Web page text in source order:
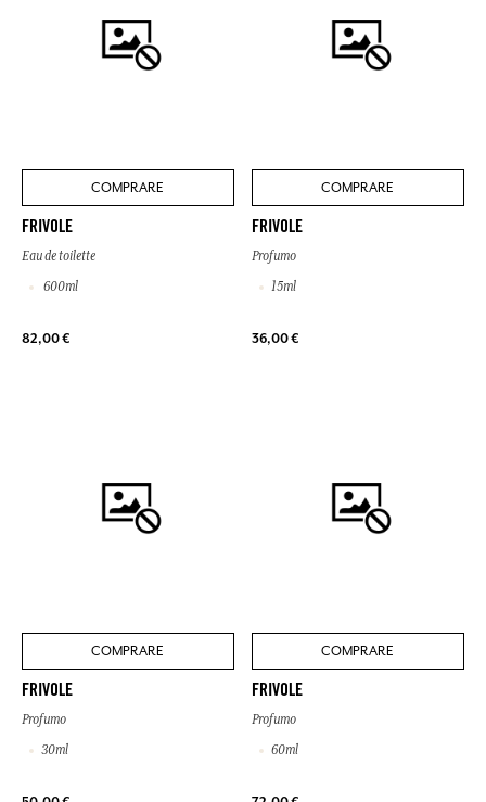
COMPRARE
FRIVOLE
Eau de toilette
600ml
82,00 €
COMPRARE
FRIVOLE
Profumo
15ml
36,00 €
COMPRARE
FRIVOLE
Profumo
30ml
COMPRARE
FRIVOLE
Profumo
60ml